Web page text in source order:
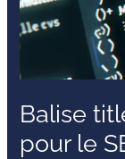
Balise
pour le